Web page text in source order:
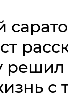
решил
с